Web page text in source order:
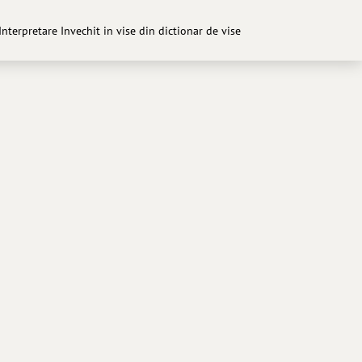
Invechit in vise din dictionar de vise